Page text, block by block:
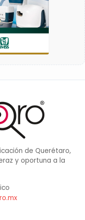
de Querétaro,
y oportuna a la